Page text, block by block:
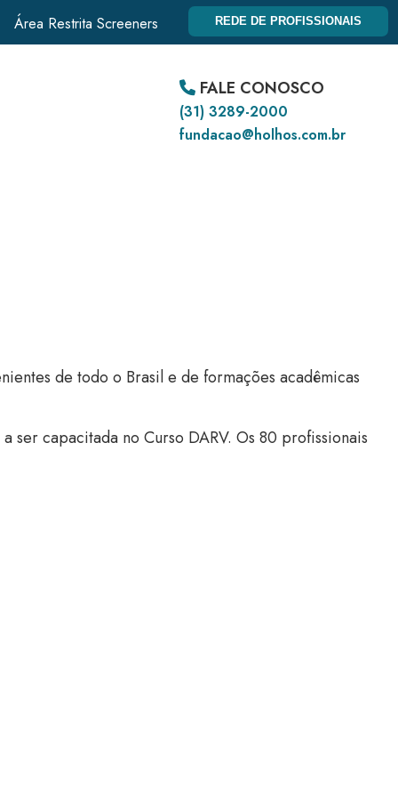
Área Restrita Screeners REDE DE PROFISSIONAIS
FALE CONOSCO
(31) 3289-2000
fundacao@holhos.com.br
de todo o Brasil e de formações acadêmicas
ser capacitada no Curso DARV. Os 80 profissionais